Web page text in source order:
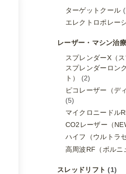
ターゲットクール
エレクトロポレー
レーザー・マシン治療
スプレンダーX（
スプレンダーロン
ト）
(2)
ピコレーザー（デ
(5)
マイクロニードル
CO2レーザー（
ハイフ（ウルトラ
高周波RF（ボルニ
スレッドリフト (1)